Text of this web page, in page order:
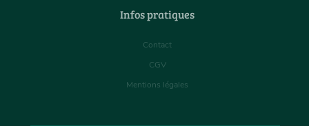
Infos pratiques
Contact
CGV
Mentions légales